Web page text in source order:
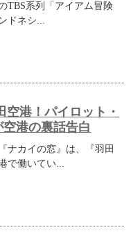
TBS系列「アイアム冒険
ドネシ...
空港！パイロット・
港の裏話告白
ナカイの窓』は、『羽田
で働いてい...